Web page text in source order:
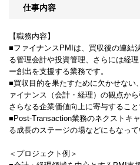
仕事内容
【職務内容】
■ファイナンスPMIは、買収後の連結
る管理会計や投資管理、さらには経
ー創出を支援する業務です。
■買収目的を果たすために欠かせない
ァイナンス（会計・経理）の観点から
さらなる企業価値向上に寄与するこ
■Post-Transaction業務のネクストキ
る成長のステージの場などにもなって
＜プロジェクト例＞